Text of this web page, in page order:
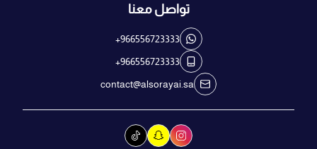
تواصل معنا
+966556723333
+966556723333
contact@alsorayai.sa